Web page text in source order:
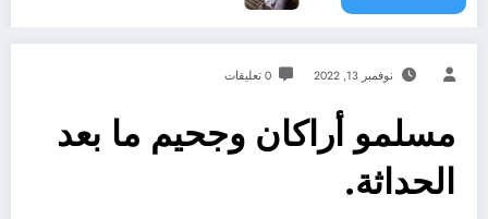
نوفمبر 13, 2022 0 تعليقات
مسلمو أراكان وجحيم ما بعد
الحداثة.